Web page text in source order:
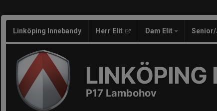
Linköping Innebandy Herr Elit Dam Elit
LINKÖPING
P17 Lambohov